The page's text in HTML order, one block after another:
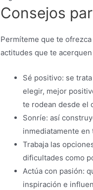
Consejos
Permíteme que te
actitudes que te
Sé positivo: se
elegir, mejor
te rodean desde el
Sonríe: así
inmediatamente
Trabaja las
dificultades como
Actúa con pasión:
inspiración e